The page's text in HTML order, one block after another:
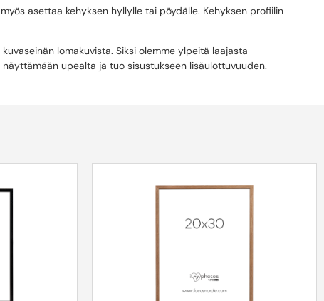
asettaa kehyksen hyllylle tai pöydälle. Kehyksen profiilin
lomakuvista. Siksi olemme ylpeitä laajasta
upealta ja tuo sisustukseen lisäulottuvuuden.